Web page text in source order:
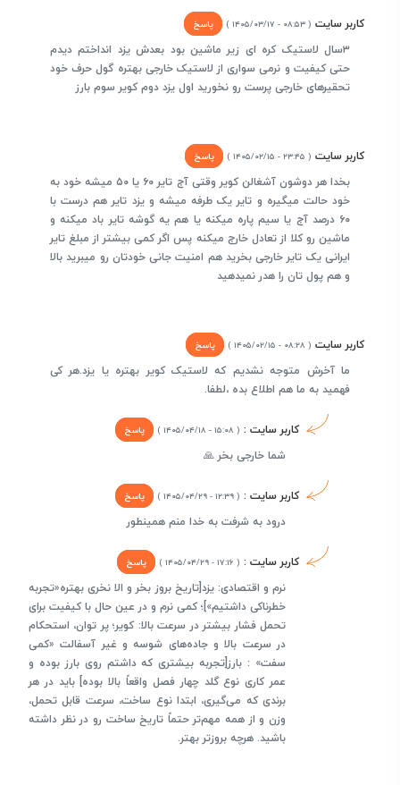
کاربر سایت ( ۰۸:۵۳ - ۱۴۰۵/۰۳/۱۷ ) پاسخ
۳سال لاستیک کره ای زیر ماشین بود بعدش یزد انداختم دیدم
حتی کیفیت و نرمی سواری از لاستیک خارجی بهتره گول حرف خود
تحقیرهای خارجی پرست رو نخورید اول یزد دوم کویر سوم بارز
کاربر سایت ( ۲۳:۴۵ - ۱۴۰۵/۰۲/۱۵ ) پاسخ
بخدا هر دوشون آشغالن کویر وقتی آج تایر ۶۰ یا ۵۰ میشه خود به
خود حالت میگیره و تایر یک طرفه میشه و یزد تایر هم درست با
۶۰ درصد آج یا سیم پاره میکنه یا هم یه گوشه تایر باد میکنه و
ماشین رو کلا از تعادل خارج میکنه پس اگر کمی بیشتر از مبلغ تایر
ایرانی یک تایر خارجی بخرید هم امنیت جانی خودتان رو میبرید بالا
و هم پول تان را هدر نمیدهید
کاربر سایت ( ۰۸:۲۸ - ۱۴۰۵/۰۲/۱۵ ) پاسخ
ما آخرش متوجه نشدیم که لاستیک کویر بهتره یا یزد.هر کی
فهمید به ما هم اطلاع بده ،لطفا.
کاربر سایت : ( ۱۵:۰۸ - ۱۴۰۵/۰۴/۱۸ ) پاسخ
شما خارجی بخر 🙏
کاربر سایت : ( ۱۲:۳۹ - ۱۴۰۵/۰۴/۲۹ ) پاسخ
درود به شرفت به خدا منم همینطور
کاربر سایت : ( ۱۷:۱۶ - ۱۴۰۵/۰۴/۲۹ ) پاسخ
نرم و اقتصادی: یزد[تاریخ بروز بخر و الا نخری بهتره«تجربه
خطرناکی داشتیم»]؛ کمی نرم و در عین حال با کیفیت برای
تحمل فشار بیشتر در سرعت بالا: کویر؛ پر توان، استحکام
در سرعت بالا و جاده‌های شوسه و غیر آسفالت «کمی
سفت» : بارز[تجربه بیشتری که داشتم روی بارز بوده و
عمر کاری نوع گلد چهار فصل واقعاً بالا بوده] باید در هر
برندی که می‌گیری، ابتدا نوع ساخت، سرعت قابل تحمل،
وزن و از همه مهم‌تر حتماً تاریخ ساخت رو در نظر داشته
باشید. هرچه بروزتر بهتر.